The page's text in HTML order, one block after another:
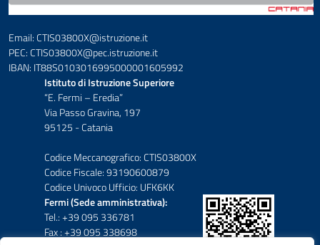
Email: CTIS03800X@istruzione.it
PEC: CTIS03800X@pec.istruzione.it
IBAN: IT88S0103016995000001605992
Istituto di Istruzione Superiore
“E. Fermi – Eredia”
Via Passo Gravina, 197
95125 - Catania
Codice Meccanografico: CTIS03800X
Codice Fiscale: 93190600879
Codice Univoco Ufficio: UFK6KK
Fermi (Sede amministrativa):
Tel.: +39 095 336781
Fax : +39 095 338698